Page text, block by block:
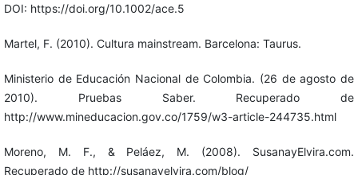
DOI: https://doi.org/10.1002/ace.5
Martel, F. (2010). Cultura mainstream. Barcelona: Taurus.
Ministerio de Educación Nacional de Colombia. (26 de agosto de
2010). Pruebas Saber. Recuperado de
http://www.mineducacion.gov.co/1759/w3-article-244735.html
Moreno, M. F., & Peláez, M. (2008). SusanayElvira.com.
Recuperado de http://susanayelvira.com/blog/